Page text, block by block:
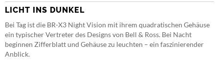
LICHT INS DUNKEL
Bei Tag ist die BR-X3 Night Vision mit ihrem quadratischen Gehäuse
ein typischer Vertreter des Designs von Bell & Ross. Bei Nacht
beginnen Zifferblatt und Gehäuse zu leuchten – ein faszinierender
Anblick.